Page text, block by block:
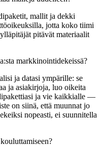
mallit ja dekki
jotta koko tiimi
pitävät materiaalit
markkinointidekeissä?
ja datasi ympärille: se
ja asiakirjoja, luo oikeita
ja vie kaikkialle —
on siinä, että muunnat jo
nopeasti, ei suunnitella